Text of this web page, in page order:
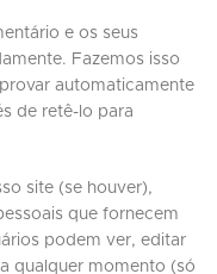
e os seus
Fazemos isso
automaticamente
de retê-lo para
site (se houver),
que fornecem
podem ver, editar
qualquer momento (só